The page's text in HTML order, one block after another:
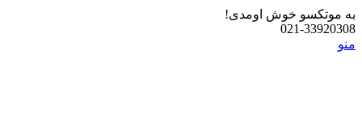
به موتکسو خوش اومدی!
021-33920308
منو